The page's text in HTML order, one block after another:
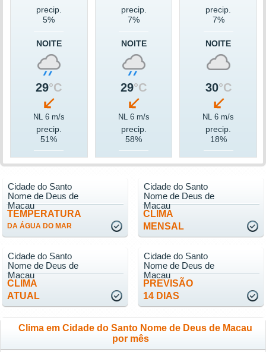
precip.
5%
NOITE
29°C
NL 6 m/s
precip.
51%
precip.
7%
NOITE
29°C
NL 6 m/s
precip.
58%
precip.
7%
NOITE
30°C
NL 6 m/s
precip.
18%
TEMPERATURA
DA ÁGUA DO MAR
Cidade do Santo
Nome de Deus de
Macau
CLIMA
MENSAL
Cidade do Santo
Nome de Deus de
Macau
CLIMA
ATUAL
Cidade do Santo
Nome de Deus de
Macau
PREVISÃO
14 DIAS
Cidade do Santo
Nome de Deus de
Macau
Clima em Cidade do Santo Nome de Deus de Macau
por mês